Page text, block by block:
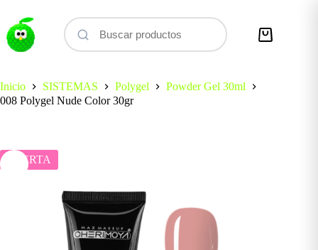
contenido
Carro
Inicio
SISTEMAS Polygel
Powder Gel 30ml
008 Polygel Nude Color 30gr
OFERTA